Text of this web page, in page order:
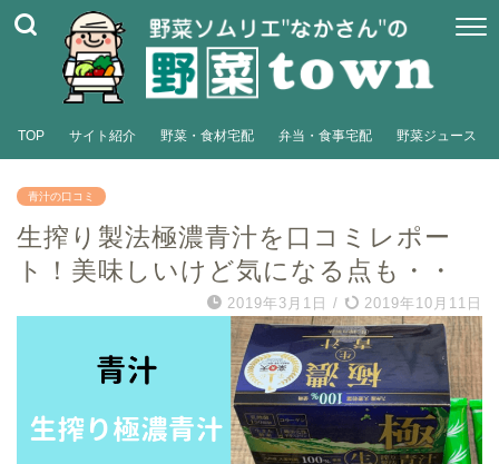
TOP サイト紹介 野菜・食材宅配 弁当・食事宅配 野菜ジュース
青汁の口コミ
生搾り製法極濃青汁を口コミレポー
ト！美味しいけど気になる点も・・
2019年3月1日 / 2019年10月11日